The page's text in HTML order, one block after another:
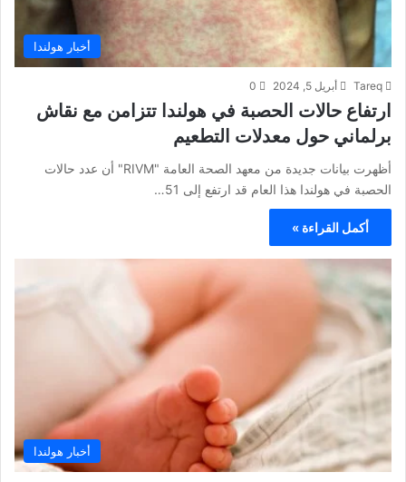
أخبار هولندا
Tareq أبريل 5, 2024 0
ارتفاع حالات الحصبة في هولندا تتزامن مع نقاش
برلماني حول معدلات التطعيم
أظهرت بيانات جديدة من معهد الصحة العامة "RIVM" أن عدد حالات
الحصبة في هولندا هذا العام قد ارتفع إلى 51…
أكمل القراءة »
أخبار هولندا